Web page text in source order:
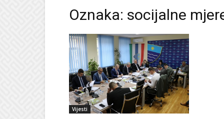
Oznaka: socijalne
Vijesti